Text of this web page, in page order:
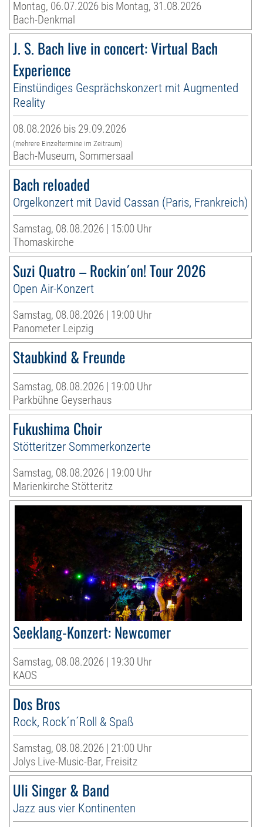
Montag, 06.07.2026 bis Montag, 31.08.2026
Bach-Denkmal
J. S. Bach live in concert: Virtual Bach
Experience
Einstündiges Gesprächskonzert mit Augmented
Reality
08.08.2026 bis 29.09.2026
(mehrere Einzeltermine im Zeitraum)
Bach-Museum, Sommersaal
Bach reloaded
Orgelkonzert mit David Cassan (Paris, Frankreich)
Samstag, 08.08.2026 | 15:00 Uhr
Thomaskirche
Suzi Quatro – Rockin´on! Tour 2026
Open Air-Konzert
Samstag, 08.08.2026 | 19:00 Uhr
Panometer Leipzig
Staubkind & Freunde
Samstag, 08.08.2026 | 19:00 Uhr
Parkbühne Geyserhaus
Fukushima Choir
Stötteritzer Sommerkonzerte
Samstag, 08.08.2026 | 19:00 Uhr
Marienkirche Stötteritz
Seeklang-Konzert: Newcomer
Samstag, 08.08.2026 | 19:30 Uhr
KAOS
Dos Bros
Rock, Rock´n´Roll & Spaß
Samstag, 08.08.2026 | 21:00 Uhr
Jolys Live-Music-Bar, Freisitz
Uli Singer & Band
Jazz aus vier Kontinenten